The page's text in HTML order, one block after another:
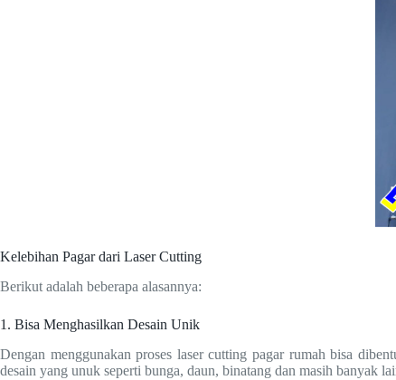
Kelebihan Pagar dari Laser Cutting
Berikut adalah beberapa alasannya:
1. Bisa Menghasilkan Desain Unik
Dengan menggunakan proses laser cutting pagar rumah bisa
desain yang unuk seperti bunga, daun, binatang dan masih banyak